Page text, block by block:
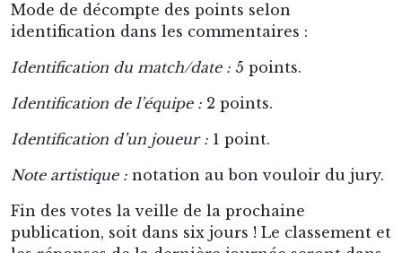
Mode de décompte des points selon
identification dans les commentaires :
Identification du match/date : 5 points.
Identification de l’équipe : 2 points.
Identification d’un joueur : 1 point.
Note artistique : notation au bon vouloir du jury.
Fin des votes la veille de la prochaine
publication, soit dans six jours ! Le classement et